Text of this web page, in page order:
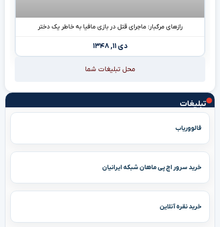
تبلیغات
فالووریاب
خرید سرور اچ پی ماهان شبکه ایرانیان
خرید نقره آنلاین
رازهای مرگبار: ماجرای قتل در بازی مافیا به خاطر یک دختر
دی ۱۱, ۱۳۴۸
محل تبلیغات شما